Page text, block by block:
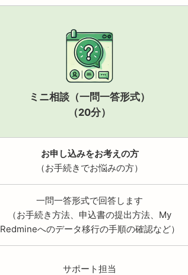
ミニ相談（一問一答形式）
（20分）
お申し込みをお考えの方
（お手続きでお悩みの方）
一問一答形式で回答します
（お手続き方法、申込書の提出方法、My
Redmineへのデータ移行の手順の確認など）
サポート担当